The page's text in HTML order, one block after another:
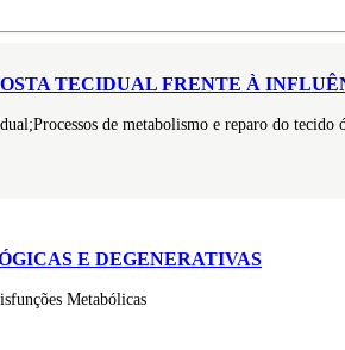
TECIDUAL FRENTE À
de metabolismo e reparo do tecido
E DEGENERATIVAS
Metabólicas